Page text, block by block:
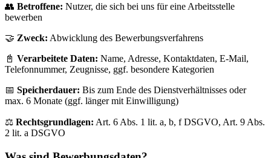
👥 Betroffene: Nutzer, die sich bei uns für eine Arbeitsstelle
bewerben
🤝 Zweck: Abwicklung des Bewerbungsverfahrens
📓 Verarbeitete Daten: Name, Adresse, Kontaktdaten, E-Mail,
Telefonnummer, Zeugnisse, ggf. besondere Kategorien
📅 Speicherdauer: Bis zum Ende des Dienstverhältnisses oder
max. 6 Monate (ggf. länger mit Einwilligung)
⚖️ Rechtsgrundlagen: Art. 6 Abs. 1 lit. a, b, f DSGVO, Art. 9 Abs.
2 lit. a DSGVO